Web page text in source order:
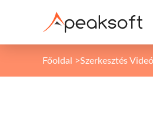
Főoldal >Szerkesztés Videó